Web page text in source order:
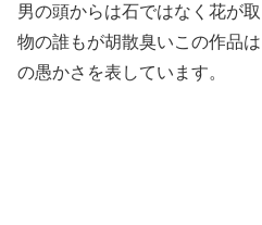
男の頭からは石ではなく花が
物の誰もが胡散臭いこの作品
の愚かさを表しています。